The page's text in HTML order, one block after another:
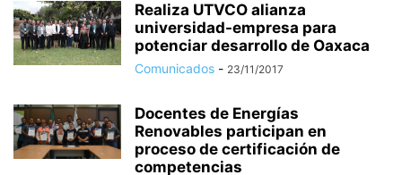
Realiza UTVCO alianza
universidad-empresa para
potenciar desarrollo de Oaxaca
Comunicados - 23/11/2017
Docentes de Energías
Renovables participan en
proceso de certificación de
competencias